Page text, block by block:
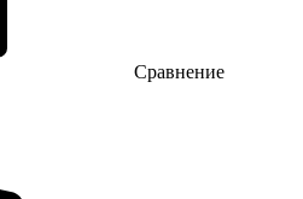
Сравнение